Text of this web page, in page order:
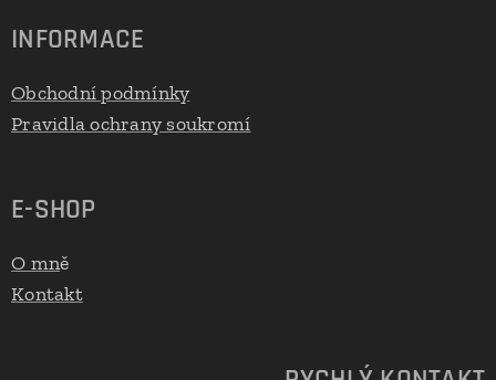
INFORMACE
Obchodní podmínky
Pravidla ochrany soukromí
E-SHOP
O mně
Kontakt